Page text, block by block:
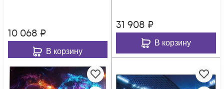
10 068 ₽
В корзину
31 908 ₽
В корзину